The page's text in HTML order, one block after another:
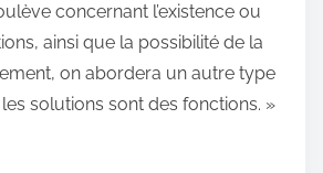
concernant l’existence ou
ainsi que la possibilité de la
on abordera un autre type
solutions sont des fonctions. »